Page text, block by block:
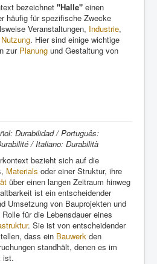
bezeichnet "Halle" einen
häufig für spezifische Zwecke
Veranstaltungen, Industrie,
Nutzung. Hier sind einige wichtige
zur Planung und Gestaltung von
Durabilidad / Português:
/ Italiano: Durabilità
bezieht sich auf die
Materials oder einer Struktur, ihre
über einen langen Zeitraum hinweg
ist ein entscheidender
Umsetzung von Bauprojekten und
für die Lebensdauer eines
. Sie ist von entscheidender
dass ein Bauwerk den
standhält, denen es im
ist.